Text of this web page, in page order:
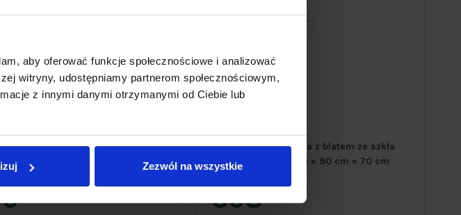
aby oferować funkcje społecznościowe i analizować
witryny, udostępniamy partnerom społecznościowym,
z innymi danymi otrzymanymi od Ciebie lub
Zezwól na wszystkie
fotel wiszący Aura Meven
Stół ogrodowy Tampa z blatem ze szkła
hartowanego 150 cm × 90 cm × 70 cm
358